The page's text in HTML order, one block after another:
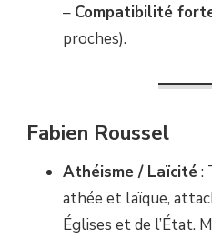
– Compatibilité
proches).
Fabien Roussel
Athéisme / Laïcité:
athée et laïque,
Églises et de l’État.